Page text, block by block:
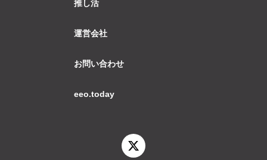
推し活
運営会社
お問い合わせ
eeo.today